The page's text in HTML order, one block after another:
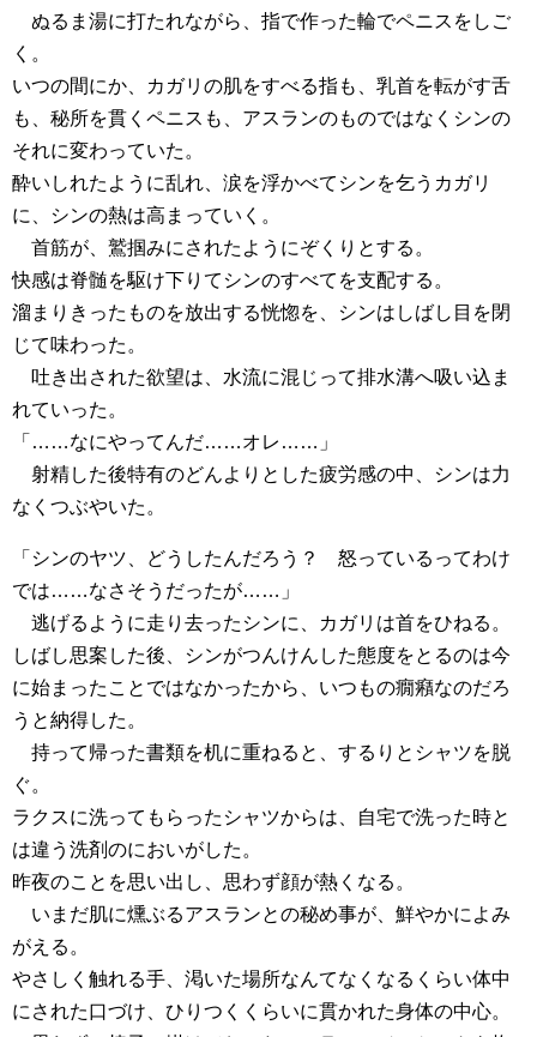
ぬるま湯に打たれながら、指で作った輪でペニスをしご
く。
いつの間にか、カガリの肌をすべる指も、乳首を転がす舌
も、秘所を貫くペニスも、アスランのものではなくシンの
それに変わっていた。
酔いしれたように乱れ、涙を浮かべてシンを乞うカガリ
に、シンの熱は高まっていく。
首筋が、鷲掴みにされたようにぞくりとする。
快感は脊髄を駆け下りてシンのすべてを支配する。
溜まりきったものを放出する恍惚を、シンはしばし目を閉
じて味わった。
吐き出された欲望は、水流に混じって排水溝へ吸い込ま
れていった。
「……なにやってんだ……オレ……」
射精した後特有のどんよりとした疲労感の中、シンは力
なくつぶやいた。
「シンのヤツ、どうしたんだろう？ 怒っているってわけ
では……なさそうだったが……」
逃げるように走り去ったシンに、カガリは首をひねる。
しばし思案した後、シンがつんけんした態度をとるのは今
に始まったことではなかったから、いつもの癇癪なのだろ
うと納得した。
持って帰った書類を机に重ねると、するりとシャツを脱
ぐ。
ラクスに洗ってもらったシャツからは、自宅で洗った時と
は違う洗剤のにおいがした。
昨夜のことを思い出し、思わず顔が熱くなる。
いまだ肌に燻ぶるアスランとの秘め事が、鮮やかによみ
がえる。
やさしく触れる手、渇いた場所なんてなくなるくらい体中
にされた口づけ、ひりつくくらいに貫かれた身体の中心。